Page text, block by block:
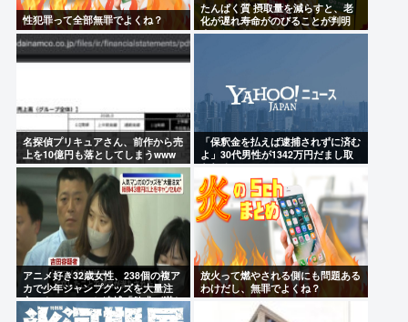
性犯罪って全部無罪でよくね？
たんぱく質 摂取量を減らすと、老
化が遅れ寿命がのびることが判明
まっちゃん(;ω;)
名探偵プリキュアさん、前作から売
上を10億円も落としてしまうwww
「保釈金を払えば逮捕されずに済む
よ」30代男性が1342万円だまし取
られる
アニメ好き32歳女性、238個の複ア
カで少年ジャンプグッズを大量注
文・キャンセルし逮捕「欲求が満た
された」
放火って燃やされる側にも問題ある
わけだし、無罪でよくね？